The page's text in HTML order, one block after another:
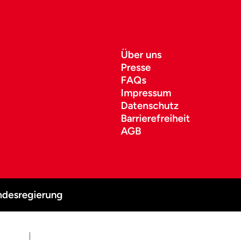
Über uns
Presse
FAQs
Impressum
Datenschutz
Barrierefreiheit
AGB